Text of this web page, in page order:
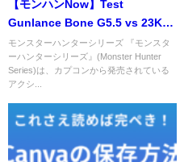
【モンハンNow】Test
Gunlance Bone G5.5 vs 23K
HP
モンスターハンターシリーズ 『モンスタ
ーハンターシリーズ』(Monster Hunter
Series)は、カプコンから発売されている
アクシ...